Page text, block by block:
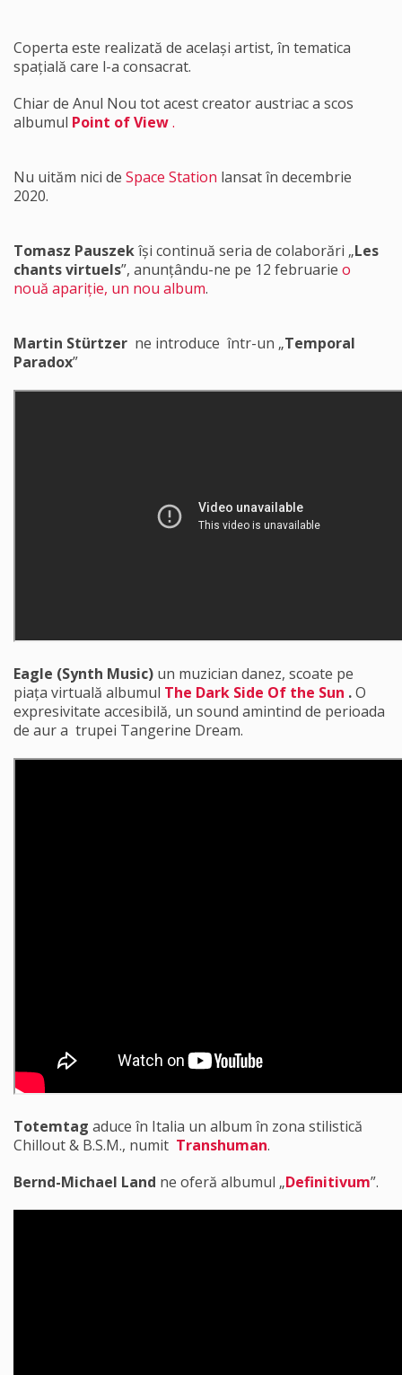
Coperta este realizată de același artist, în tematica
spațială care l-a consacrat.
Chiar de Anul Nou tot acest creator austriac a scos
albumul Point of View.
Nu uităm nici de Space Station lansat în decembrie
2020.
Tomasz Pauszekîși continuă seria de colaborări „Les
chants virtuels”, anunțându-ne pe 12 februarie o
nouă apariție, un nou album.
Martin Stürtzer ne introduce într-un „Temporal
Paradox”
Eagle (Synth Music) un muzician danez, scoate pe
piața virtuală albumul The Dark Side Of the Sun .O
expresivitate accesibilă, un sound amintind de perioada
de aur a trupei Tangerine Dream.
Totemtag aduce în Italia un album în zona stilistică
Chillout & B.S.M., numit Transhuman.
Bernd-Michael Land ne oferă albumul „Definitivum”.